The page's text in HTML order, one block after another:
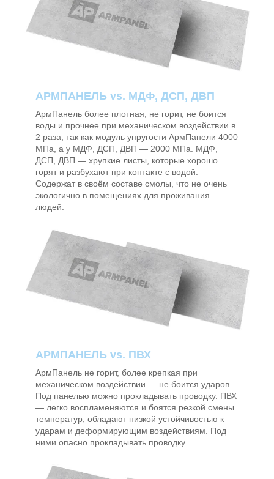
АРМПАНЕЛЬ vs. МДФ, ДСП, ДВП
АрмПанель более плотная, не горит, не боится
воды и прочнее при механическом воздействии в
2 раза, так как модуль упругости АрмПанели 4000
МПа, а у МДФ, ДСП, ДВП — 2000 МПа.
МДФ,
ДСП, ДВП — хрупкие листы, которые хорошо
горят и разбухают при контакте с водой.
Содержат в своём составе смолы, что не очень
экологично в помещениях для проживания
людей.
АРМПАНЕЛЬ vs. ПВХ
АрмПанель не горит, более крепкая при
механическом воздействии — не боится ударов.
Под панелью можно прокладывать проводку. ПВХ
— легко воспламеняются и боятся резкой смены
температур, обладают низкой устойчивостью к
ударам и деформирующим воздействиям. Под
ними опасно прокладывать проводку.